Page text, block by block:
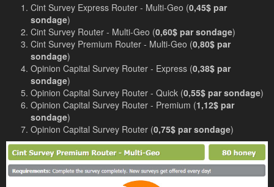
Cint Survey Express Router - Multi-Geo (0,45$ par
sondage)
Cint Survey Router - Multi-Geo (0,60$ par sondage)
Cint Survey Premium Router - Multi-Geo (0,80$ par
sondage)
Opinion Capital Survey Router - Express (0,38$ par
sondage)
Opinion Capital Survey Router - Quick (0,55$ par sondage)
Opinion Capital Survey Router - Premium (1,12$ par
sondage)
Opinion Capital Survey Router (0,75$ par sondage)